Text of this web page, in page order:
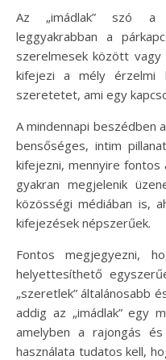
Az „imádlak” szó a
leggyakrabban a
szerelmesek között
kifejezi a mély érzelmi
szeretetet, ami egy
A mindennapi beszédben
bensőséges, intim
kifejezni, mennyire fontos
gyakran megjelenik
közösségi médiában is,
kifejezések népszerűek.
Fontos megjegyezni,
helyettesíthető
„szeretlek” általánosabb
addig az „imádlak” egy
amelyben a rajongás
használata tudatos kell,